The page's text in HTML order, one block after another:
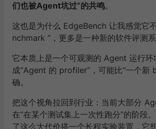
们也被Agent坑过”的共鸣。
这也是为什么 EdgeBench 让我感觉它
nchmark ”，更多是一种新的软件评测系
它本质上是一个可观测的 Agent 运行环
成“Agent 的 profiler”，可能比“一个新
确。
把这个视角拉回到行业：当前大部分
在“在某个测试集上一次性跑分”的阶段
了这么大代价搭一个长程实验装置，它